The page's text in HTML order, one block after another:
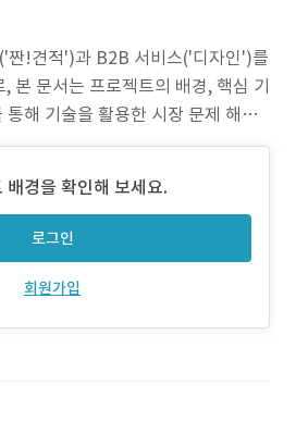
짠!견적')과 B2B 서비스('디자인')를
본 문서는 프로젝트의 배경, 핵심 기
통해 기술을 활용한 시장 문제 해결
입증하는 것을 목표로 합니다. 1. 기
안고 있었습니다. 본 프로젝트는 다
해결하는
배경을 확인해 보세요.
로그인
회원가입